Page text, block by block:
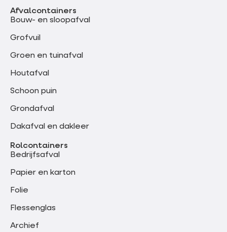
Afvalcontainers
Bouw- en sloopafval
Grofvuil
Groen en tuinafval
Houtafval
Schoon puin
Grondafval
Dakafval en dakleer
Rolcontainers
Bedrijfsafval
Papier en karton
Folie
Flessenglas
Archief